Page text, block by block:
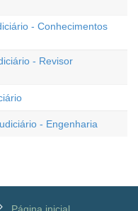
- Conhecimentos
- Revisor
- Engenharia